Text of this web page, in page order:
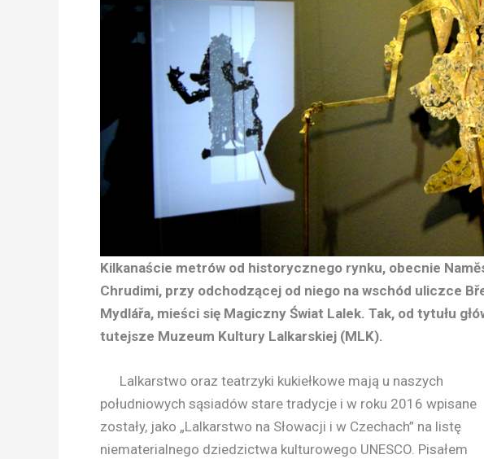
Kilkanaście metrów od historycznego rynku, obecnie
Chrudimi, przy odchodzącej od niego na wschód uliczce
Mydlářa, mieści się Magiczny Świat Lalek. Tak, od tytułu
tutejsze Muzeum Kultury Lalkarskiej (MLK).
Lalkarstwo oraz teatrzyki kukiełkowe mają u naszych
południowych sąsiadów stare tradycje i w roku 2016 wpisane
zostały, jako „Lalkarstwo na Słowacji i w Czechach” na listę
niematerialnego dziedzictwa kulturowego UNESCO. Pisałem